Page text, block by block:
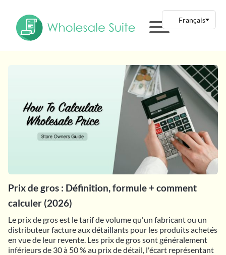
Prix de gros : Définition, formule + comment
calculer (2026)
Le prix de gros est le tarif de volume qu'un fabricant ou un
distributeur facture aux détaillants pour les produits achetés
en vue de leur revente. Les prix de gros sont généralement
inférieurs de 30 à 50 % au prix de détail, l'écart représentant